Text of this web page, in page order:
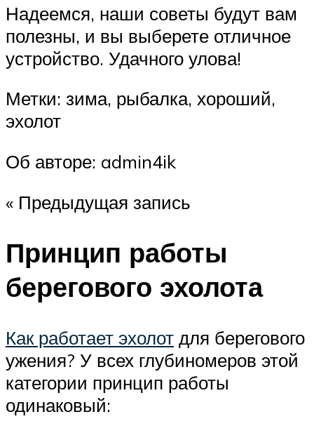
Надеемся, наши советы будут вам
полезны, и вы выберете отличное
устройство. Удачного улова!
Метки: зима, рыбалка, хороший,
эхолот
Об авторе: admin4ik
« Предыдущая запись
Принцип работы
берегового эхолота
Как работает эхолот для берегового
ужения? У всех глубиномеров этой
категории принцип работы
одинаковый: